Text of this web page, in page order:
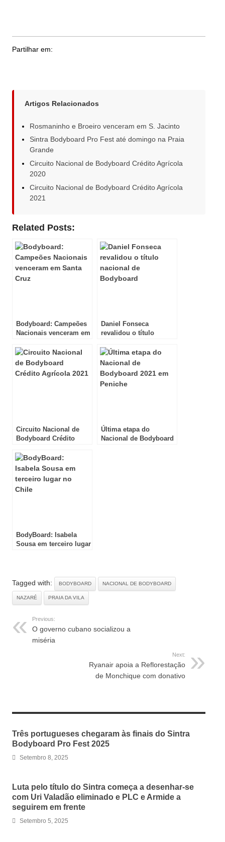
Partilhar em:
Artigos Relacionados
Rosmaninho e Broeiro venceram em S. Jacinto
Sintra Bodyboard Pro Fest até domingo na Praia
Grande
Circuito Nacional de Bodyboard Crédito Agrícola
2020
Circuito Nacional de Bodyboard Crédito Agrícola
2021
Related Posts:
Bodyboard: Campeões
Nacionais venceram em
Daniel Fonseca
revalidou o título
Circuito Nacional de
Bodyboard Crédito
Última etapa do
Nacional de Bodyboard
BodyBoard: Isabela
Sousa em terceiro lugar
Tagged with: BODYBOARD NACIONAL DE BODYBOARD
NAZARÉ PRAIA DA VILA
Previous:
O governo cubano socializou a
miséria
Next:
Ryanair apoia a Reflorestação
de Monchique com donativo
Três portugueses chegaram às finais do Sintra
Bodyboard Pro Fest 2025
Setembro 8, 2025
Luta pelo título do Sintra começa a desenhar-se
com Uri Valadão eliminado e PLC e Armide a
seguirem em frente
Setembro 5, 2025